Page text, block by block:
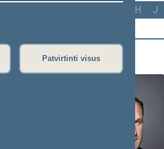
Patvirtinti visus
H J